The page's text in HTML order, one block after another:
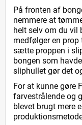
På fronten af
nemmere at
helt selv om du vil
medfølger en
sætte proppen i
bongen som
sliphullet gør det
For at kunne gøre
farvestrålende og
blevet brugt mere